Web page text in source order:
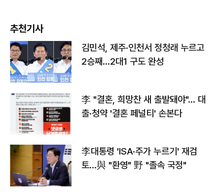
추천기사
김민석, 제주·인천서 정청래 누르고
2승째…2대1 구도 완성
李 "결혼, 희망찬 새 출발돼야"… 대
출·청약 '결혼 페널티' 손본다
李대통령 'ISA·주가 누르기' 재검
토…與 "환영" 野 "졸속 국정"